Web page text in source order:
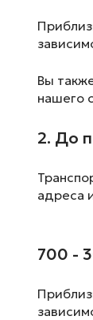
Вы
нашего
2. До
адреса
700 -